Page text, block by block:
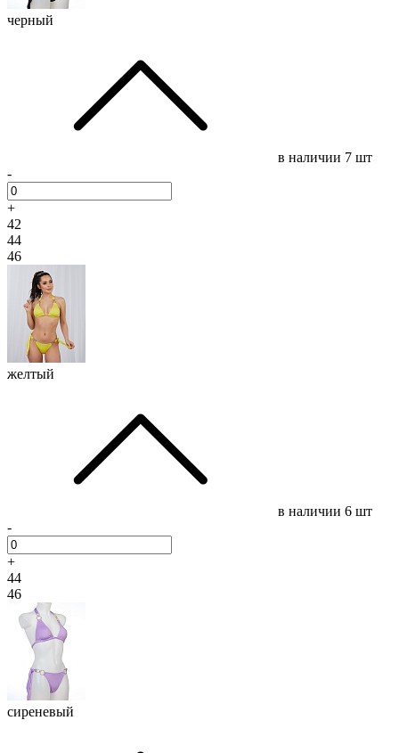
черный
в наличии 7 шт
-
+
42
44
46
желтый
в наличии 6 шт
-
+
44
46
сиреневый